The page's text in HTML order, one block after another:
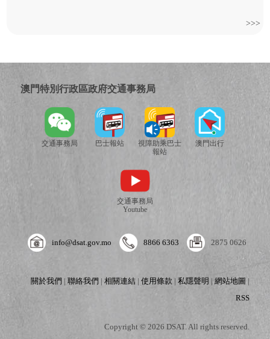
>>>
澳門特別行政區政府交通事務局
交通事務局 巴士報站
視障助乘巴士
報站
澳門出行
交通事務局
Youtube
info@dsat.gov.mo 8866 6363 2875 0626
關於我們 |聯絡我們 |相關連結 |使用條款 |私隱聲明 |網站地圖 |
RSS
Copyright © 2026 DSAT. All rights reserved.